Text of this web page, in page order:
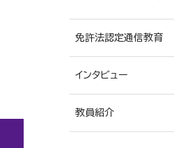
免許法認定通信教育
幼稚園教諭一種免許状
インタビュー
教員紹介